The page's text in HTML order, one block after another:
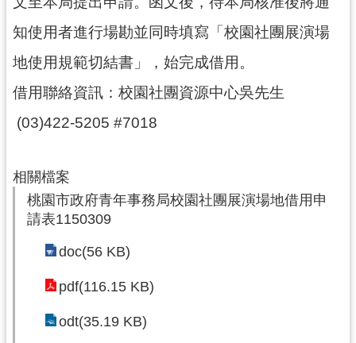
地
介
關
連
結
政
府
知使用者進行場勘並同時填寫「校園社團展演場
地使用規範切結書」，始完成借用。
借用聯絡資訊：校園社團資源中心吳先生
(03)422-5205 #7018
相關檔案
桃園市政府青年事務局校園社團展演場地借用申
請表1150309
doc(56 KB)
pdf(116.15 KB)
odt(35.19 KB)